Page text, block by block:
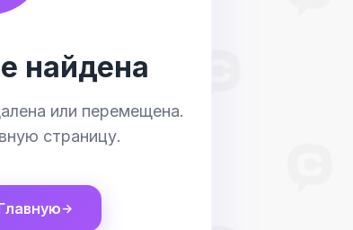
найдена
или перемещена.
страницу.
→